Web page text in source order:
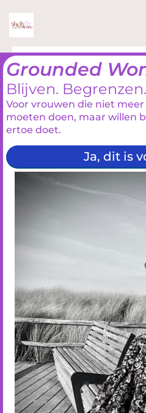
Grounded
Blijven.
Voor vrouwen die niet
moeten doen, maar willen
ertoe doet.
Ja, dit is